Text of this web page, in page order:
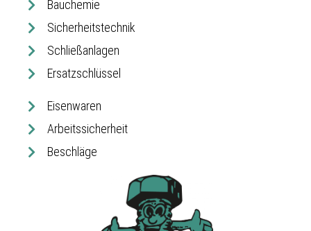
Bauchemie
Sicherheitstechnik
Schließanlagen
Ersatzschlüssel
Eisenwaren
Arbeitssicherheit
Beschläge